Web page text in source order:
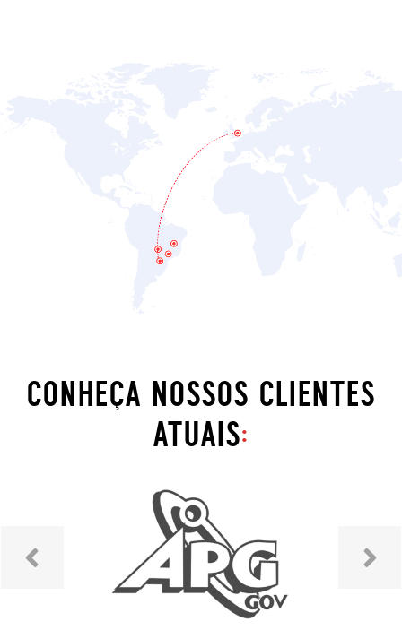
conheça nossos clientes
atuais: